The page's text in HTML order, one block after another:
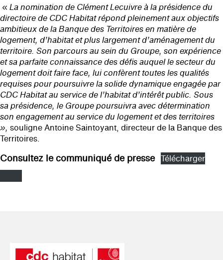
« La nomination de Clément Lecuivre à la présidence du
directoire de CDC Habitat répond pleinement aux objectifs
ambitieux de la Banque des Territoires en matière de
logement, d’habitat et plus largement d’aménagement du
territoire. Son parcours au sein du Groupe, son expérience
et sa parfaite connaissance des défis auquel le secteur du
logement doit faire face, lui confèrent toutes les qualités
requises pour poursuivre la solide dynamique engagée par
CDC Habitat au service de l’habitat d’intérêt public. Sous
sa présidence, le Groupe poursuivra avec détermination
son engagement au service du logement et des territoires
», souligne Antoine Saintoyant, directeur de la Banque des
Territoires.
Consultez le communiqué de presse Télécharger